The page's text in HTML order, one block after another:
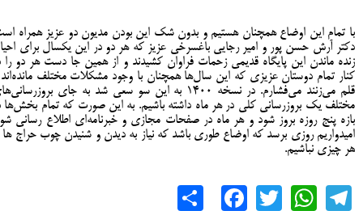
با تمام این اوضاع همچنان هستیم و بدون شک این بودن مدیون دو عزیز همراه
دکتر آرش حسن پور و امیر رجایی باغسرخی عزیز که هر دو در این یکسال برای
زنده ماندن این پایگاه قدیمی زحمات فراوان کشیدند و از همین جا دست هر دو را
کنار تمام دوستان عزیزی که این سال‌ها همچنان با وجود مشکلات مختلف
قلم می‌زنند می‌فشارم. در نسخه ۱۴۰۰ به این سو سعی شد به جای
مختلف یک بروزرسانی کلی در هر ماه داشته باشیم. به این صورت که تمام بخش‌ها
بازه پنج روزه بروز شود و هر ماه در صفحات مجازی و خبرنامه‌ای اطلاع رسانی
امیدواریم روزی برسد که اوضاع طوری باشد که نیاز به دیدن و شنیدن چوب حراج ها
هر چیزی نباشیم.
Telegram
WhatsApp
Twitter
Facebook